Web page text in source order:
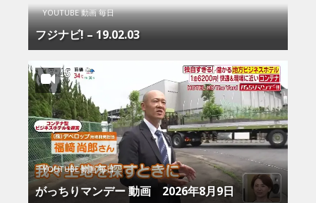
YOUTUBE 動画 毎日
フジナビ! – 19.02.03
YOUTUBE 動画 毎日
がっちりマンデー 動画 2026年8月9日